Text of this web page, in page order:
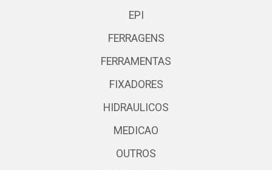
EPI
FERRAGENS
FERRAMENTAS
FIXADORES
HIDRAULICOS
MEDICAO
OUTROS